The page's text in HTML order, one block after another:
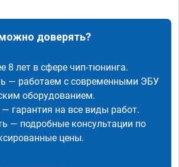
доверять?
8 лет в сфере чип-тюнинга.
— работаем с современными ЭБУ
оборудованием.
гарантия на все виды работ.
— подробные консультации по
цены.